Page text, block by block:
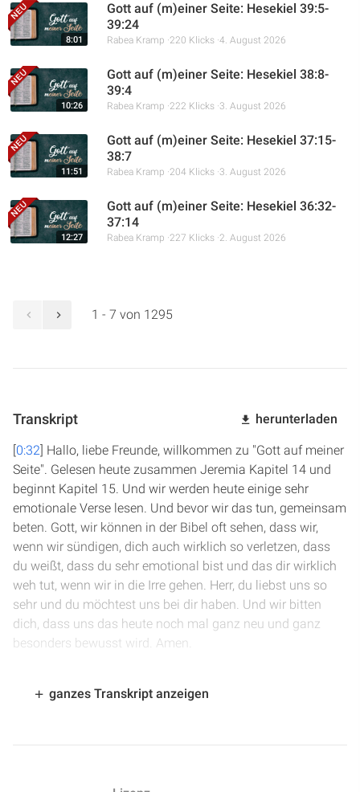
8:01
Gott auf (m)einer Seite: Hesekiel 39:5-
39:24
Rabea Kramp 220 Klicks 4. August 2026
10:26
Gott auf (m)einer Seite: Hesekiel 38:8-
39:4
Rabea Kramp 222 Klicks 3. August 2026
11:51
Gott auf (m)einer Seite: Hesekiel 37:15-
38:7
Rabea Kramp 204 Klicks 3. August 2026
12:27
Gott auf (m)einer Seite: Hesekiel 36:32-
37:14
Rabea Kramp 227 Klicks 2. August 2026
1 - 7 von 1295
Transkript herunterladen
[0:32] Hallo, liebe Freunde, willkommen zu "Gott auf meiner
Seite". Gelesen heute zusammen Jeremia Kapitel 14 und
beginnt Kapitel 15. Und wir werden heute einige sehr
emotionale Verse lesen. Und bevor wir das tun, gemeinsam
beten. Gott, wir können in der Bibel oft sehen, dass wir,
wenn wir sündigen, dich auch wirklich so verletzen, dass
du weißt, dass du sehr emotional bist und das dir wirklich
weh tut, wenn wir in die Irre gehen. Herr, du liebst uns so
sehr und du möchtest uns bei dir haben. Und wir bitten
dich, dass uns das heute noch mal ganz neu und ganz
besonders bewusst wird. Amen.
ihnen sprechen: Meine Augen zerfließen in Tränen Tag und
ganzes Transkript anzeigen